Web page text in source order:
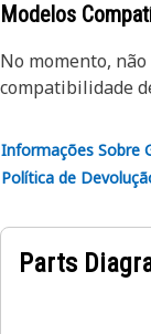
Modelos
No momento,
compatibilidade
Informações Sobre
Política de
Parts